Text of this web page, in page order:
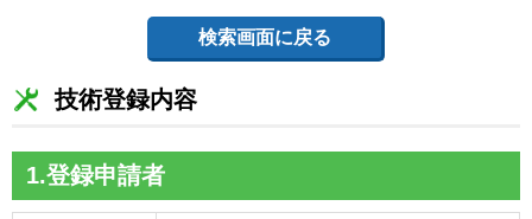
検索画面に戻る
技術登録内容
1.登録申請者